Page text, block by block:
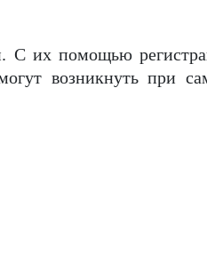
С их помощью
возникнуть при